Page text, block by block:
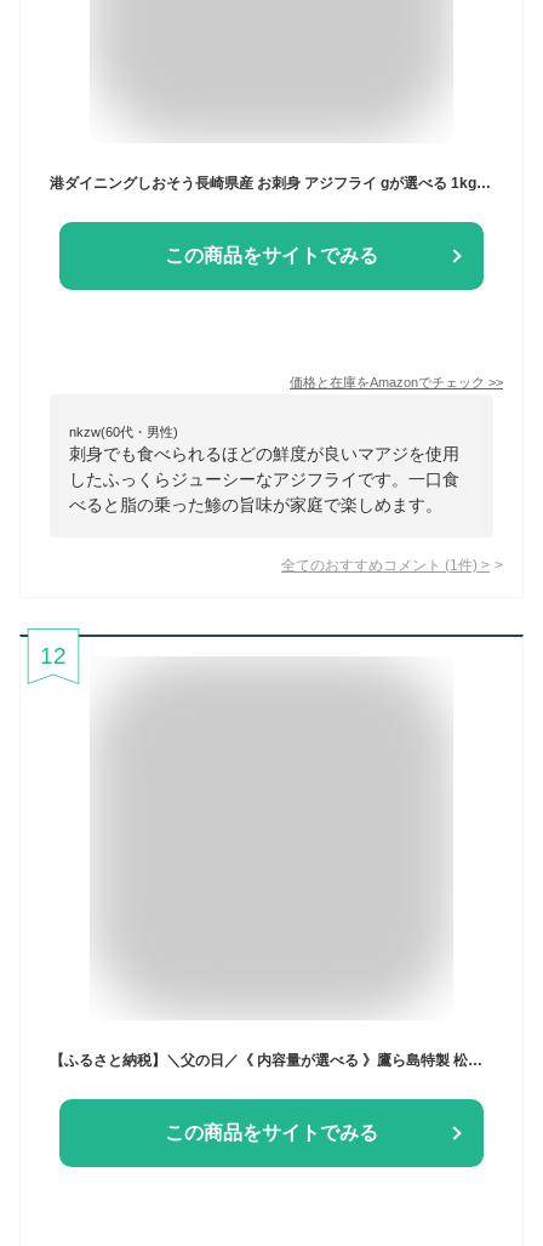
港ダイニングしおそう長崎県産 お刺身 アジフライ gが選べる 1kg（28枚）骨取り フライ フィレ 冷凍 お刺身鮮度 真アジ 骨なし鰺フライ 鯵 惣菜 (28, 1kg)
この商品をサイトでみる
価格と在庫をAmazonでチェック >>
nkzw(60代・男性)
刺身でも食べられるほどの鮮度が良いマアジを使用
したふっくらジューシーなアジフライです。一口食
べると脂の乗った鯵の旨味が家庭で楽しめます。
全てのおすすめコメント (1 件) >
12
【ふるさと納税】＼父の日／《 内容量が選べる 》鷹ら島特製 松浦 鷹島のアジフライ(フィレタイプ) 4枚〜48枚
この商品をサイトでみる